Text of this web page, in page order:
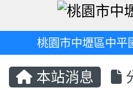
桃園市中壢區中平
本站消息